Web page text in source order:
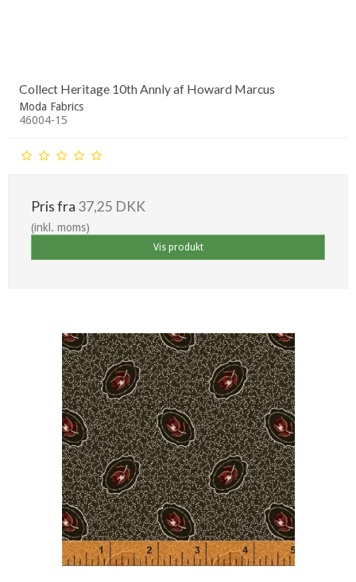
Collect Heritage 10th Annly af Howard Marcus
Moda Fabrics
46004-15
Pris fra 37,25 DKK
(inkl. moms)
Vis produkt